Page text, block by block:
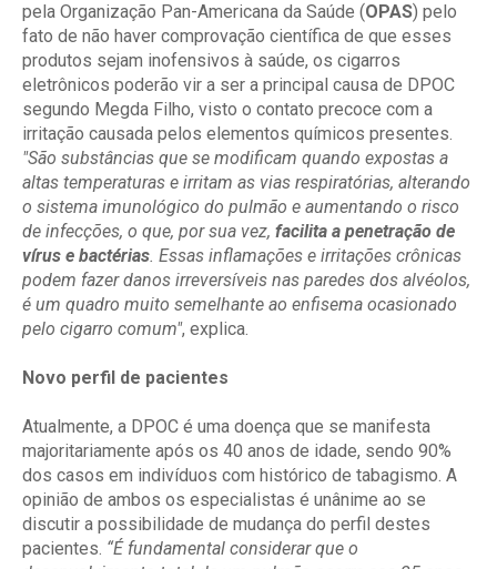
pela Organização Pan-Americana da Saúde (OPAS) pelo
fato de não haver comprovação científica de que esses
produtos sejam inofensivos à saúde, os cigarros
eletrônicos poderão vir a ser a principal causa de DPOC
segundo Megda Filho, visto o contato precoce com a
irritação causada pelos elementos químicos presentes.
"São substâncias que se modificam quando expostas a
altas temperaturas e irritam as vias respiratórias, alterando
o sistema imunológico do pulmão e aumentando o risco
de infecções, o que, por sua vez, facilita a penetração de
vírus e bactérias. Essas inflamações e irritações crônicas
podem fazer danos irreversíveis nas paredes dos alvéolos,
é um quadro muito semelhante ao enfisema ocasionado
pelo cigarro comum", explica.
Novo perfil de pacientes
Atualmente, a DPOC é uma doença que se manifesta
majoritariamente após os 40 anos de idade, sendo 90%
dos casos em indivíduos com histórico de tabagismo. A
opinião de ambos os especialistas é unânime ao se
discutir a possibilidade de mudança do perfil destes
pacientes. “É fundamental considerar que o